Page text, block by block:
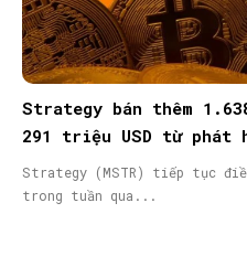
Strategy bán thêm
291 triệu USD từ phát
Strategy (MSTR) tiếp tục
trong tuần qua...